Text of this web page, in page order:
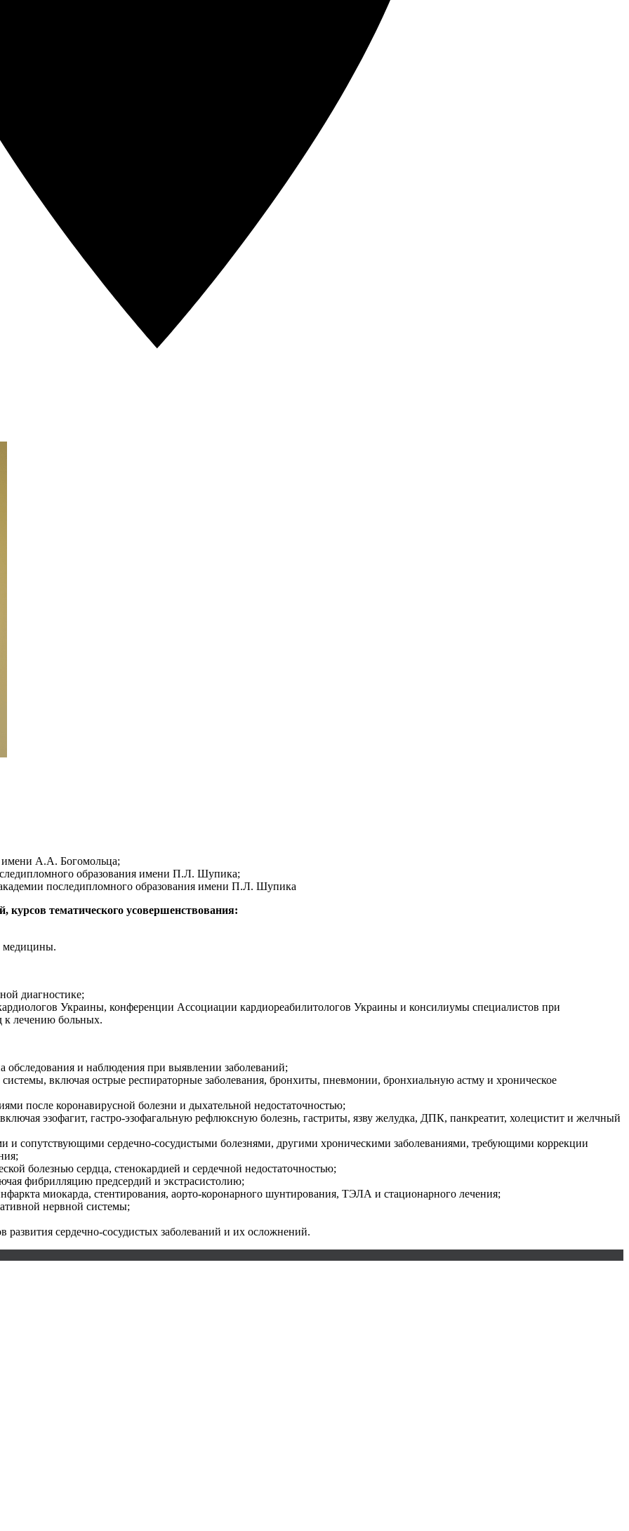
имени А.А. Богомольца;
образования имени П.Л. Шупика;
последипломного образования имени П.Л. Шупика
курсов тематического усовершенствования:
медицины.
диагностике;
Украины, конференции Ассоциации кардиореабилитологов Украины и консилиумы специалистов при
к лечению больных.
обследования и наблюдения при выявлении заболеваний;
включая острые респираторные заболевания, бронхиты, пневмонии, бронхиальную астму и хроническое
после коронавирусной болезни и дыхательной недостаточностью;
эзофагит, гастро-эзофагальную рефлюксную болезнь, гастриты, язву желудка, ДПК, панкреатит, холецистит и желчный
и сопутствующими сердечно-сосудистыми болезнями, другими хроническими заболеваниями, требующими коррекции
болезнью сердца, стенокардией и сердечной недостаточностью;
фибрилляцию предсердий и экстрасистолию;
миокарда, стентирования, аорто-коронарного шунтирования, ТЭЛА и стационарного лечения;
нервной системы;
развития сердечно-сосудистых заболеваний и их осложнений.